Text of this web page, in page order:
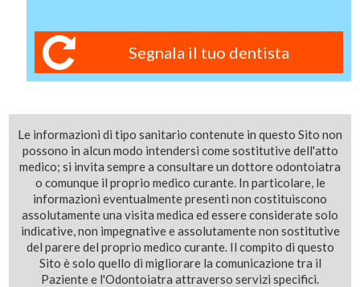
Segnala il tuo dentista
Le informazioni di tipo sanitario contenute in questo Sito non
possono in alcun modo intendersi come sostitutive dell'atto
medico; si invita sempre a consultare un dottore odontoiatra
o comunque il proprio medico curante. In particolare, le
informazioni eventualmente presenti non costituiscono
assolutamente una visita medica ed essere considerate solo
indicative, non impegnative e assolutamente non sostitutive
del parere del proprio medico curante. Il compito di questo
Sito è solo quello di migliorare la comunicazione tra il
Paziente e l'Odontoiatra attraverso servizi specifici.